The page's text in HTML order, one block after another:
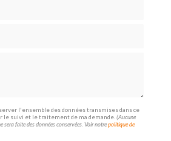
l'ensemble des données transmises dans ce
le suivi et le traitement de ma demande.(Aucune
sera faite des données conservées. Voir notrepolitique de